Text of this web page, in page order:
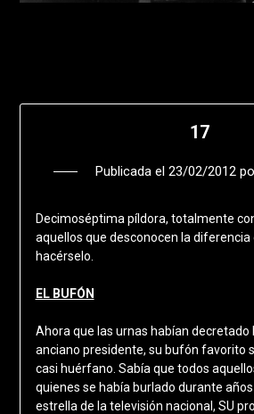
17
Publicada el 23/02/2012
Decimoséptima píldora, totalmente
aquellos que desconocen la
hacérselo.
EL BUFÓN
Ahora que las urnas habían decretado
anciano presidente, su bufón favorito
casi huérfano. Sabía que todos
quienes se había burlado durante
estrella de la televisión nacional, SU